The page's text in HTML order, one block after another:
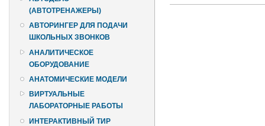
(АВТОТРЕНАЖЕРЫ)
АВТОРИНГЕР ДЛЯ ПОДАЧИ
ШКОЛЬНЫХ ЗВОНКОВ
АНАЛИТИЧЕСКОЕ
ОБОРУДОВАНИЕ
АНАТОМИЧЕСКИЕ МОДЕЛИ
ВИРТУАЛЬНЫЕ
ЛАБОРАТОРНЫЕ РАБОТЫ
ИНТЕРАКТИВНЫЙ ТИР